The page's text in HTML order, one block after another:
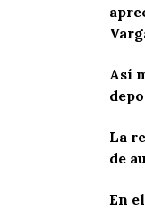
Así
La
de
En